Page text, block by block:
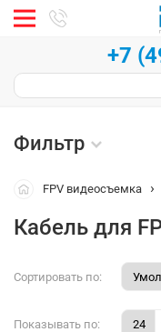
+7
Фильтр
FPV видеосъемка
Кабель для
Сортировать по:
Показывать по: